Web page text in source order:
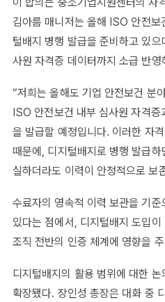
이 합의는 중소기업지원센터의 자
김아름 매니저는 올해 ISO 안전보
털배지 병행 발급을 준비하고 있
사원 자격증 데이터까지 소급 반
“저희는 올해도 기업 안전보건 분
ISO 안전보건 내부 심사원 자격
을 발급할 예정입니다. 이러한 자
때문에, 디지털배지로 병행 발급
실하더라도 이력이 안정적으로 보
수료자의 영속적 이력 보관을 기
있다는 점에서, 디지털배지 도입
조직 전반의 인증 체계에 영향을
디지털배지의 활용 범위에 대한 논
확장됐다. 장인성 총장은 대화 중